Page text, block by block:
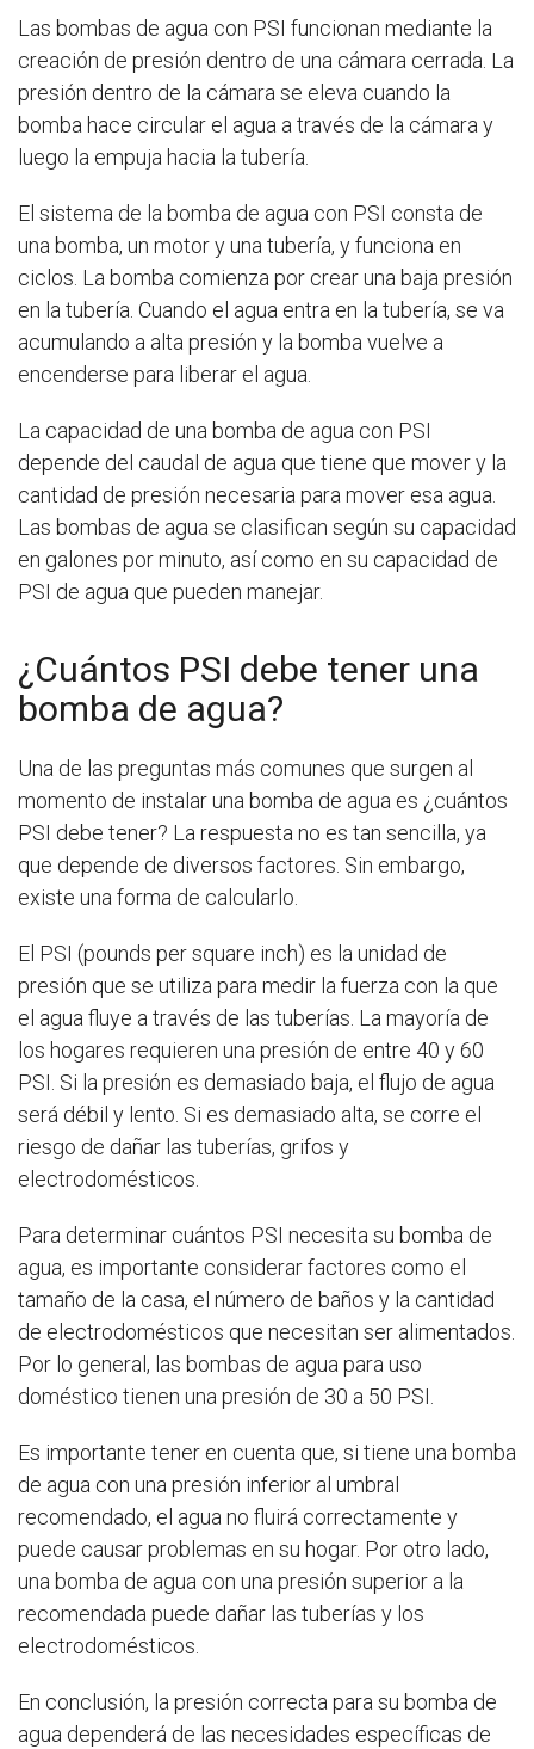
Las bombas de agua con PSI funcionan mediante la
creación de presión dentro de una cámara cerrada. La
presión dentro de la cámara se eleva cuando la
bomba hace circular el agua a través de la cámara y
luego la empuja hacia la tubería.
El sistema de la bomba de agua con PSI consta de
una bomba, un motor y una tubería, y funciona en
ciclos. La bomba comienza por crear una baja presión
en la tubería. Cuando el agua entra en la tubería, se va
acumulando a alta presión y la bomba vuelve a
encenderse para liberar el agua.
La capacidad de una bomba de agua con PSI
depende del caudal de agua que tiene que mover y la
cantidad de presión necesaria para mover esa agua.
Las bombas de agua se clasifican según su capacidad
en galones por minuto, así como en su capacidad de
PSI de agua que pueden manejar.
¿Cuántos PSI debe tener una
bomba de agua?
Una de las preguntas más comunes que surgen al
momento de instalar una bomba de agua es ¿cuántos
PSI debe tener? La respuesta no es tan sencilla, ya
que depende de diversos factores. Sin embargo,
existe una forma de calcularlo.
El PSI (pounds per square inch) es la unidad de
presión que se utiliza para medir la fuerza con la que
el agua fluye a través de las tuberías. La mayoría de
los hogares requieren una presión de entre 40 y 60
PSI. Si la presión es demasiado baja, el flujo de agua
será débil y lento. Si es demasiado alta, se corre el
riesgo de dañar las tuberías, grifos y
electrodomésticos.
Para determinar cuántos PSI necesita su bomba de
agua, es importante considerar factores como el
tamaño de la casa, el número de baños y la cantidad
de electrodomésticos que necesitan ser alimentados.
Por lo general, las bombas de agua para uso
doméstico tienen una presión de 30 a 50 PSI.
Es importante tener en cuenta que, si tiene una bomba
de agua con una presión inferior al umbral
recomendado, el agua no fluirá correctamente y
puede causar problemas en su hogar. Por otro lado,
una bomba de agua con una presión superior a la
recomendada puede dañar las tuberías y los
electrodomésticos.
En conclusión, la presión correcta para su bomba de
agua dependerá de las necesidades específicas de